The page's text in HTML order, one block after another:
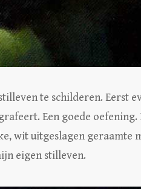
te schilderen. Eerst
Een goede oefening.
wit uitgeslagen geraamte
eigen stilleven.